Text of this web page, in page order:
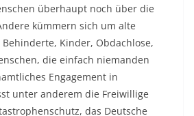
überhaupt noch über die
kümmern sich um alte
Kinder, Obdachlose,
die einfach niemanden
Engagement in
unter anderem die Freiwillige
das Deutsche